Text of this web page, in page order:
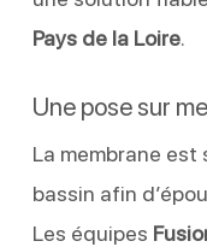
Pays de la Loire.
Une pose sur
La membrane
bassin afin
Les équipes